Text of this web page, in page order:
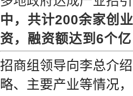
中，共计200余家创
资，融资额达到6个
招商组领导向李总介
略、主要产业等情况